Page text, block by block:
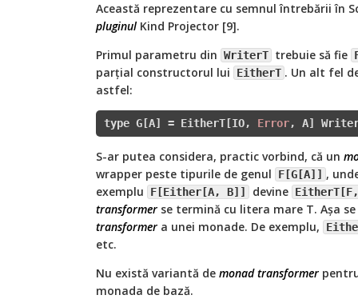
Această reprezentare cu semnul întrebării în
pluginul Kind Projector [9].
Primul parametru din WriterT trebuie să fie
parțial constructorul lui EitherT . Un alt fel
astfel:
type G[A] = EitherT[IO, Error, A]
S-ar putea considera, practic vorbind, că un
wrapper peste tipurile de genul
F[G[A]] ,
exemplu
F[Either[A, B]] devine
transformer se termină cu litera mare T. Așa
transformer a unei monade. De exemplu,
etc.
Nu există variantă de monad transformer
monada de bază.